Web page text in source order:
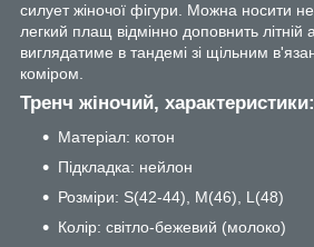
силует жіночої фігури. Можна носити
легкий плащ відмінно доповнить літній
виглядатиме в тандемі зі щільним
коміром.
Тренч жіночий, характеристики:
Матеріал: котон
Підкладка: нейлон
Розміри: S(42-44), M(46), L(48)
Колір: світло-бежевий (молоко)